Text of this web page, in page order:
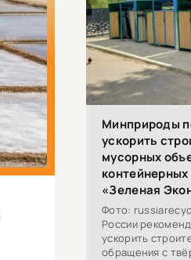
Минприроды
ускорить
мусорных
«Зеленая
Фото:
России
ускорить
обращения с